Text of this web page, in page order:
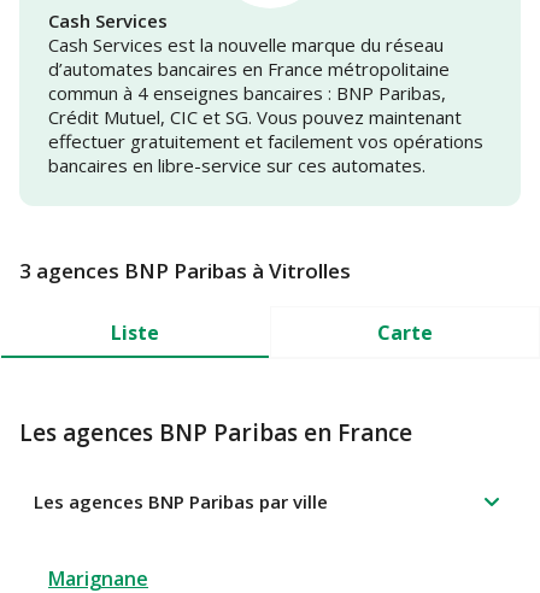
Cash Services
Cash Services est la nouvelle marque du réseau
d’automates bancaires en France métropolitaine
commun à 4 enseignes bancaires : BNP Paribas,
Crédit Mutuel, CIC et SG. Vous pouvez maintenant
effectuer gratuitement et facilement vos opérations
bancaires en libre-service sur ces automates.
3 agences BNP Paribas à Vitrolles
Liste Carte
Les agences BNP Paribas en France
Les agences BNP Paribas par ville
Marignane